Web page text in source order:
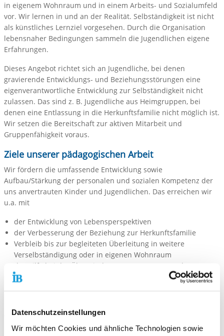
Datenschutzeinstellungen
Wir möchten Cookies und ähnliche Technologien sowie
in eigenem Wohnraum und in einem Arbeits- und Sozialumfeld
vor. Wir lernen in und an der Realität. Selbständigkeit ist nicht
als künstliches Lernziel vorgesehen. Durch die Organisation
lebensnaher Bedingungen sammeln die Jugendlichen eigene
Erfahrungen.
Dieses Angebot richtet sich an Jugendliche, bei denen
gravierende Entwicklungs- und Beziehungsstörungen eine
eigenverantwortliche Entwicklung zur Selbständigkeit nicht
zulassen. Das sind z. B. Jugendliche aus Heimgruppen, bei
denen eine Entlassung in die Herkunftsfamilie nicht möglich ist.
Wir setzen die Bereitschaft zur aktiven Mitarbeit und
Gruppenfähigkeit voraus.
Ziele unserer pädagogischen Arbeit
Wir fördern die umfassende Entwicklung sowie
Aufbau/Stärkung der personalen und sozialen Kompetenz der
uns anvertrauten Kinder und Jugendlichen. Das erreichen wir
u.a. mit
der Entwicklung von Lebensperspektiven
der Verbesserung der Beziehung zur Herkunftsfamilie
Verbleib bis zur begleiteten Überleitung in weitere
Verselbständigung oder in eigenen Wohnraum
der Hilfe bei der Überwindung von Störungen und
Entwicklungsdefiziten im emotionalen, psychosozialen und
Wir bieten eineNachbetreuung
Übergang in eigenen Wohnraum an.